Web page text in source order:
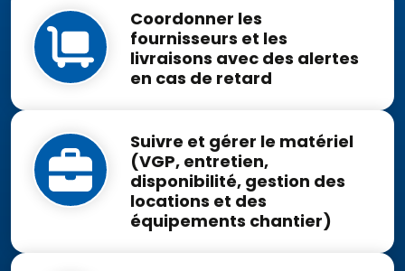
Coordonner les
fournisseurs et les
livraisons avec des alertes
en cas de retard
Suivre et gérer le matériel
(VGP, entretien,
disponibilité, gestion des
locations et des
équipements chantier)